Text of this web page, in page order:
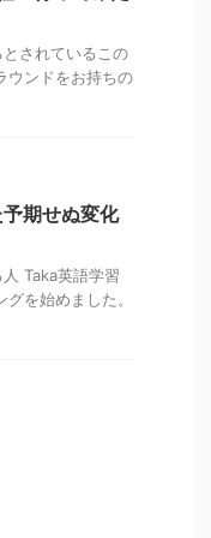
されているこの
ウンドをお持ちの
期せぬ変化
Taka英語学習
を始めました。